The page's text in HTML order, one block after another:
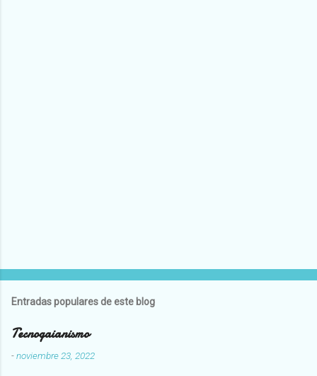
Entradas populares de este blog
Tecnogaianismo
-noviembre 23, 2022